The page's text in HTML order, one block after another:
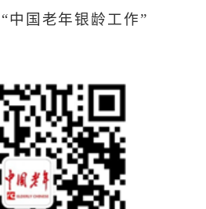
“中国老年银龄工作”